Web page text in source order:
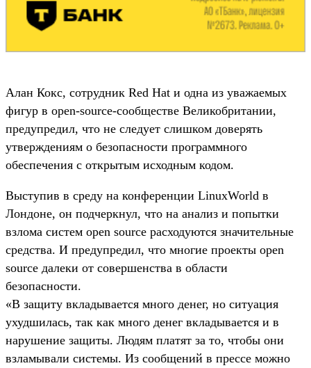
Алан Кокс, сотрудник Red Hat и одна из уважаемых
фигур в open-source-сообществе Великобритании,
предупредил, что не следует слишком доверять
утверждениям о безопасности программного
обеспечения с открытым исходным кодом.
Выступив в среду на конференции LinuxWorld в
Лондоне, он подчеркнул, что на анализ и попытки
взлома систем open source расходуются значительные
средства. И предупредил, что многие проекты open
source далеки от совершенства в области
безопасности.
«В защиту вкладывается много денег, но ситуация
ухудшилась, так как много денег вкладывается и в
нарушение защиты. Людям платят за то, чтобы они
взламывали системы. Из сообщений в прессе можно